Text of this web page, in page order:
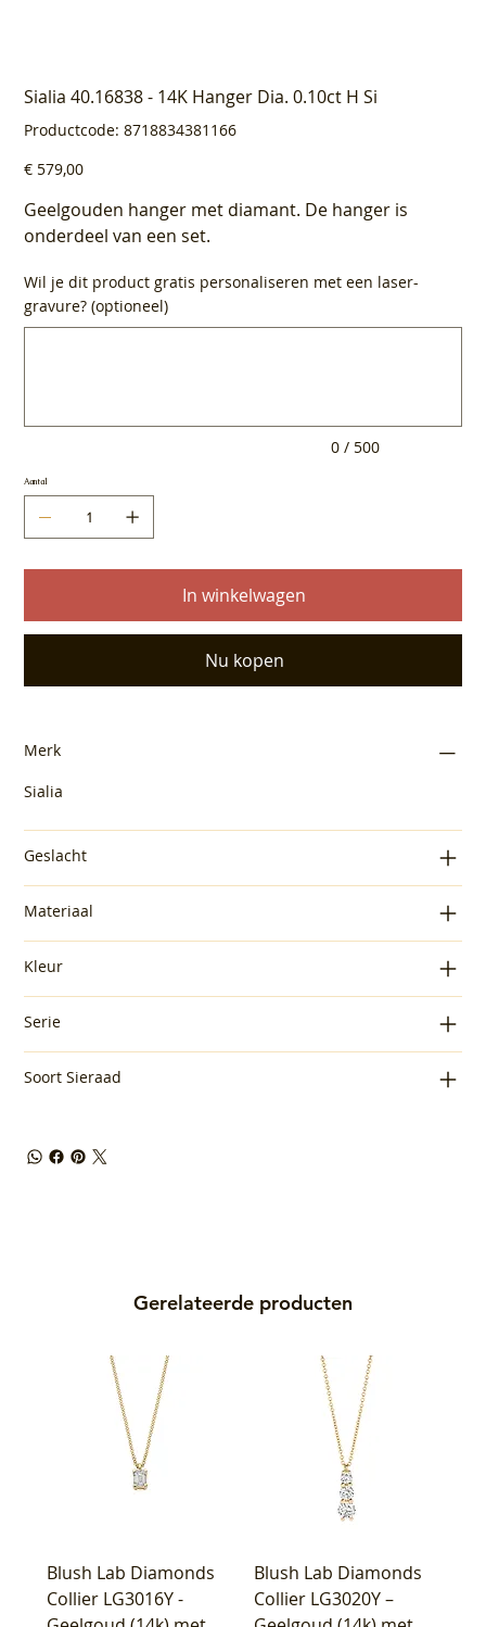
Sialia 40.16838 - 14K Hanger Dia. 0.10ct H Si
Productcode: Productcode
8718834381166
8718834381166
Prijs
€ 579,00
Geelgouden hanger met diamant. De hanger is
onderdeel van een set.
Wil je dit product gratis personaliseren met een laser-
gravure? (optioneel)
0 / 500
Aantal
In winkelwagen
Nu kopen
Merk
Sialia
Geslacht
Materiaal
Kleur
Serie
Soort Sieraad
Gerelateerde producten
Blush Lab Diamonds
Collier LG3016Y -
Blush Lab Diamonds
Collier LG3020Y –